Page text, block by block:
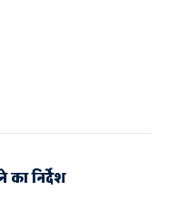
निर्देश